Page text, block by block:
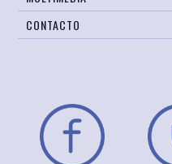
CONTACTO